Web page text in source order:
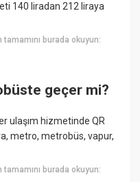
140 liradan 212 liraya
tamamını burada okuyun:
geçer mi?
ulaşım hizmetinde QR
metro, metrobüs, vapur,
tamamını burada okuyun: